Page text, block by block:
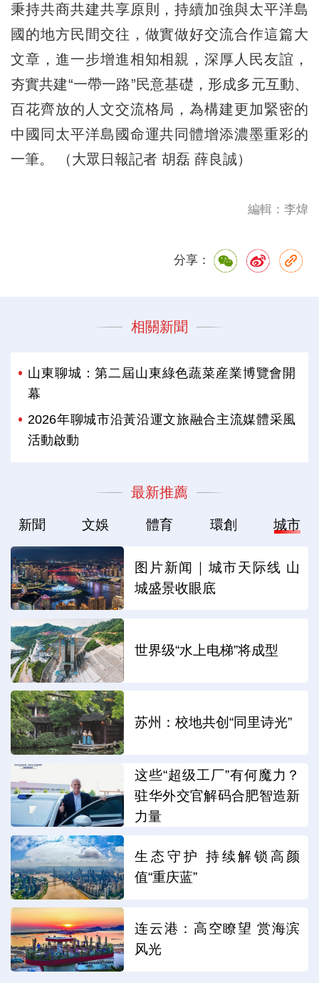
秉持共商共建共享原則，持續加強與太平洋島
國的地方民間交往，做實做好交流合作這篇大
文章，進一步增進相知相親，深厚人民友誼，
夯實共建“一帶一路”民意基礎，形成多元互動、
百花齊放的人文交流格局，為構建更加緊密的
中國同太平洋島國命運共同體增添濃墨重彩的
一筆。 （大眾日報記者 胡磊 薛良誠）
編輯：李煒
分享：
相關新聞
山東聊城：第二屆山東綠色蔬菜産業博覽會開
幕
2026年聊城市沿黃沿運文旅融合主流媒體采風
活動啟動
最新推薦
新聞 文娛 體育 環創 城市
图片新闻｜城市天际线 山
城盛景收眼底
世界级“水上电梯”将成型
苏州：校地共创“同里诗光”
这些“超级工厂”有何魔力？
驻华外交官解码合肥智造新
力量
生态守护 持续解锁高颜
值“重庆蓝”
连云港：高空瞭望 赏海滨
风光